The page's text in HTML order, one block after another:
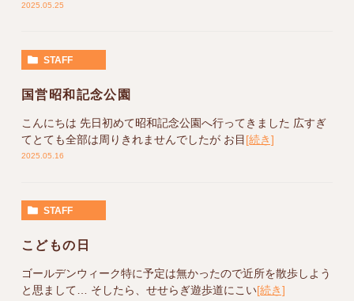
2025.05.25
STAFF
国営昭和記念公園
こんにちは 先日初めて昭和記念公園へ行ってきました 広すぎ
てとても全部は周りきれませんでしたが お目 [続き]
2025.05.16
STAFF
こどもの日
ゴールデンウィーク特に予定は無かったので近所を散歩しよう
と思まして… そしたら、せせらぎ遊歩道にこい[続き]